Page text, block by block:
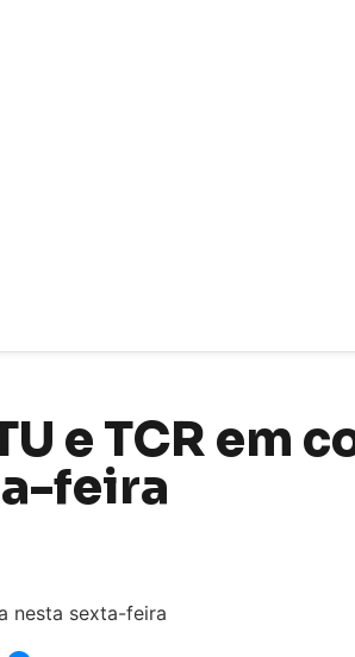
e TCR em
feira